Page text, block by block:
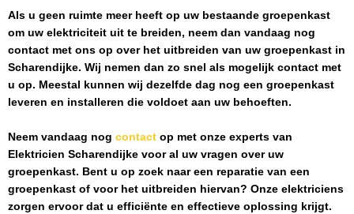
Als u geen ruimte meer heeft op uw bestaande groepenkast
om uw elektriciteit uit te breiden, neem dan vandaag nog
contact met ons op over het uitbreiden van uw groepenkast in
Scharendijke. Wij nemen dan zo snel als mogelijk contact met
u op. Meestal kunnen wij dezelfde dag nog een groepenkast
leveren en installeren die voldoet aan uw behoeften.
Neem vandaag nog contact op met onze experts van
Elektricien Scharendijke voor al uw vragen over uw
groepenkast. Bent u op zoek naar een reparatie van een
groepenkast of voor het uitbreiden hiervan? Onze elektriciens
zorgen ervoor dat u efficiënte en effectieve oplossing krijgt.